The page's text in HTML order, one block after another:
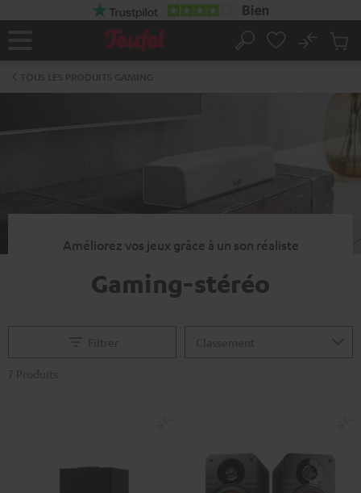
Page
Rechercher
No
panier
Améliorez vos jeux grâce à un son réaliste
Gaming-stéréo